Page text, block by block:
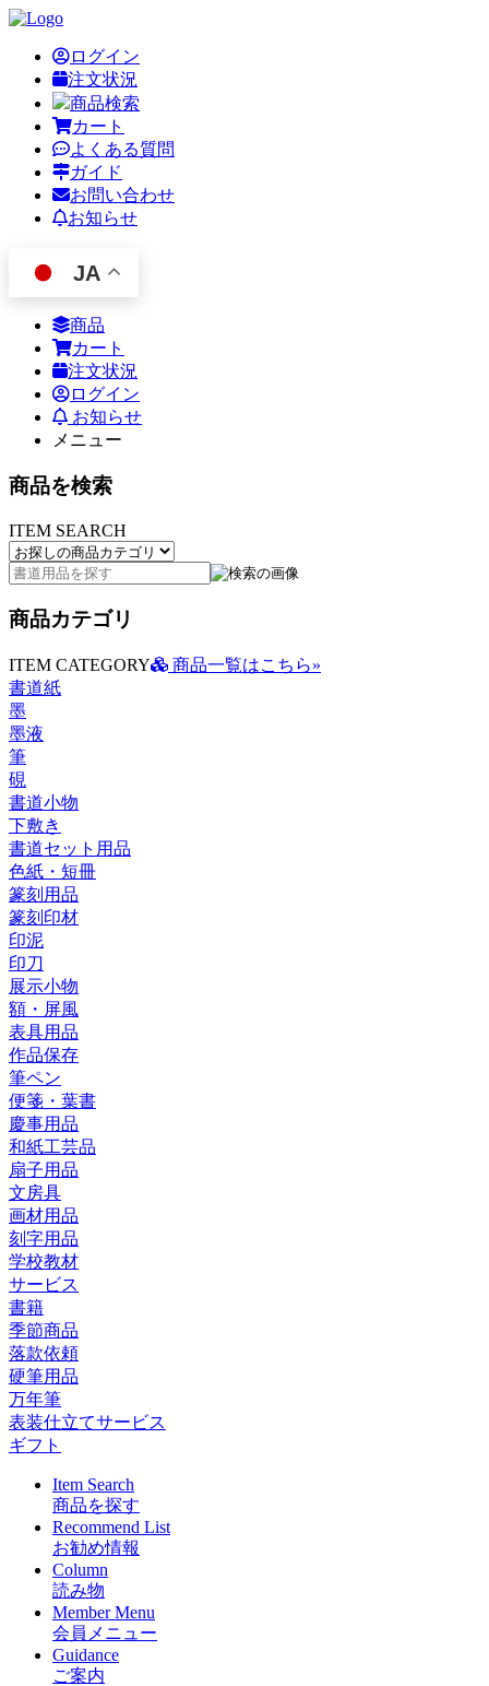
ログイン
注文状況
商品検索
カート
よくある質問
ガイド
お問い合わせ
お知らせ
JA
商品
カート
注文状況
ログイン
お知らせ
メニュー
商品を検索
ITEM SEARCH
商品カテゴリ
ITEM CATEGORY
商品一覧はこちら»
書道紙
墨
墨液
筆
硯
書道小物
下敷き
書道セット用品
色紙・短冊
篆刻用品
篆刻印材
印泥
印刀
展示小物
額・屏風
表具用品
作品保存
筆ペン
便箋・葉書
慶事用品
和紙工芸品
扇子用品
文房具
画材用品
刻字用品
学校教材
サービス
書籍
季節商品
落款依頼
硬筆用品
万年筆
表装仕立てサービス
ギフト
Item Search
商品を探す
Recommend List
お勧め情報
Column
読み物
Member Menu
会員メニュー
Guidance
ご案内